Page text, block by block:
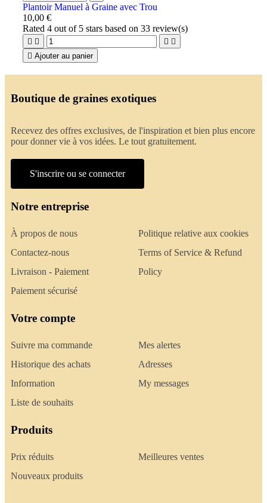
Plantoir Manuel à Graine avec Trou
10,00 €
Rated4 out of 5 stars based on33 review(s)
   
 Ajouter au panier
Boutique de graines exotiques
Recevez des offres exclusives, de l'inspiration et bien plus encore
pour donner vie à vos idées. Le tout gratuitement.
S'inscrire ou se connecter
Notre entreprise
À propos de nous
Contactez-nous
Livraison - Paiement
Paiement sécurisé
Politique relative aux cookies
Terms of Service & Refund
Policy
Votre compte
Suivre ma commande
Historique des achats
Information
Liste de souhaits
Mes alertes
Adresses
My messages
Produits
Prix réduits
Nouveaux produits
Meilleures ventes